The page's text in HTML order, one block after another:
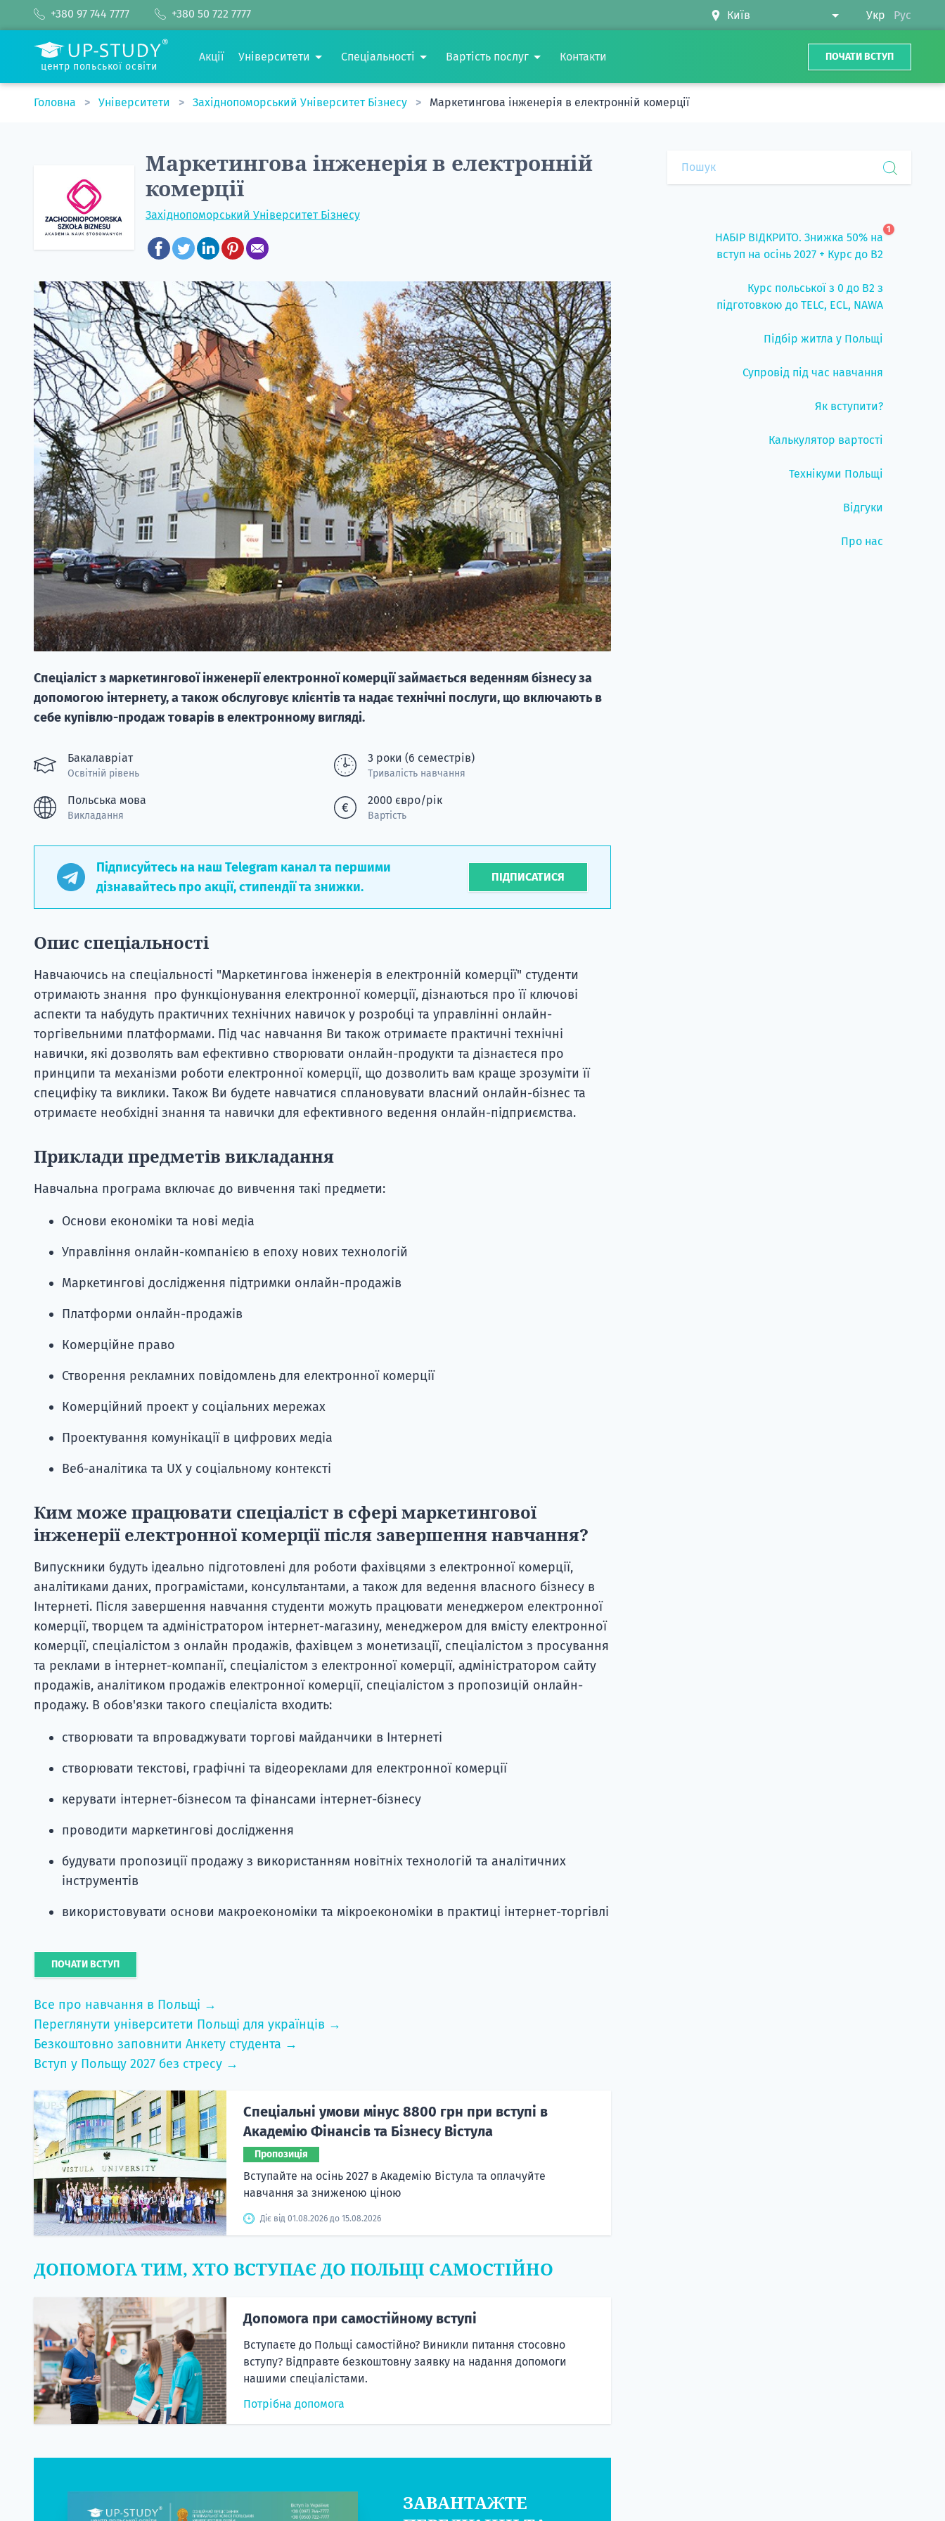
+380 97 744 7777 +380 50 722 7777 Укр Рус
центр польської освіти
Акції Університети Спеціальності Вартість послуг Контакти ПОЧАТИ ВСТУП
Головна Університети Західнопоморський Університет Бізнесу Маркетингова інженерія в електронній комерції
Маркетингова інженерія в електронній
комерції
Західнопоморський Університет Бізнесу
Спеціаліст з маркетингової інженерії електронної комерції займається веденням бізнесу за
допомогою інтернету, а також обслуговує клієнтів та надає технічні послуги, що включають в
себе купівлю-продаж товарів в електронному вигляді.
Бакалавріат
Освітній рівень
3 роки (6 семестрів)
Тривалість навчання
Польська мова
Викладання
2000 євро/рік
Вартість
Підписуйтесь на наш Telegram канал та першими
дізнавайтесь про акції, стипендії та знижки.
ПІДПИСАТИСЯ
Опис спеціальності
Навчаючись на спеціальності "Маркетингова інженерія в електронній комерції" студенти
отримають знання про функціонування електронної комерції, дізнаються про її ключові
аспекти та набудуть практичних технічних навичок у розробці та управлінні онлайн-
торгівельними платформами. Під час навчання Ви також отримаєте практичні технічні
навички, які дозволять вам ефективно створювати онлайн-продукти та дізнаєтеся про
принципи та механізми роботи електронної комерції, що дозволить вам краще зрозуміти її
специфіку та виклики. Також Ви будете навчатися сплановувати власний онлайн-бізнес та
отримаєте необхідні знання та навички для ефективного ведення онлайн-підприємства.
Приклади предметів викладання
Навчальна програма включає до вивчення такі предмети:
Основи економіки та нові медіа
Управління онлайн-компанією в епоху нових технологій
Маркетингові дослідження підтримки онлайн-продажів
Платформи онлайн-продажів
Комерційне право
Створення рекламних повідомлень для електронної комерції
Комерційний проект у соціальних мережах
Проектування комунікації в цифрових медіа
Веб-аналітика та UX у соціальному контексті
Ким може працювати спеціаліст в сфері маркетингової
інженерії електронної комерції після завершення навчання?
Випускники будуть ідеально підготовлені для роботи фахівцями з електронної комерції,
аналітиками даних, програмістами, консультантами, а також для ведення власного бізнесу в
Інтернеті. Після завершення навчання студенти можуть працювати менеджером електронної
комерції, творцем та адміністратором інтернет-магазину, менеджером для вмісту електронної
комерції, спеціалістом з онлайн продажів, фахівцем з монетизації, спеціалістом з просування
та реклами в інтернет-компанії, спеціалістом з електронної комерції, адміністратором сайту
продажів, аналітиком продажів електронної комерції, спеціалістом з пропозицій онлайн-
продажу. В обов'язки такого спеціаліста входить:
створювати та впроваджувати торгові майданчики в Інтернеті
створювати текстові, графічні та відеореклами для електронної комерції
керувати інтернет-бізнесом та фінансами інтернет-бізнесу
проводити маркетингові дослідження
будувати пропозиції продажу з використанням новітніх технологій та аналітичних
інструментів
використовувати основи макроекономіки та мікроекономіки в практиці інтернет-торгівлі
ПОЧАТИ ВСТУП
Все про навчання в Польщі →
Переглянути університети Польщі для українців →
Безкоштовно заповнити Анкету студента →
Вступ у Польщу 2027 без стресу →
Спеціальні умови мінус 8800 грн при вступі в
Академію Фінансів та Бізнесу Вістула
Пропозиція
Вступайте на осінь 2027 в Академію Вістула та оплачуйте
навчання за зниженою ціною
Діє від 01.08.2026 до 15.08.2026
ДОПОМОГА ТИМ, ХТО ВСТУПАЄ ДО ПОЛЬЩІ САМОСТІЙНО
Допомога при самостійному вступі
Вступаєте до Польщі самостійно? Виникли питання стосовно
вступу? Відправте безкоштовну заявку на надання допомоги
нашими спеціалістами.
Потрібна допомога
ЗАВАНТАЖТЕ
НАБІР ВІДКРИТО. Знижка 50% на
вступ на осінь 2027 + Курс до B2
1
Курс польської з 0 до B2 з
підготовкою до TELC, ECL, NAWA
Підбір житла у Польщі
Супровід під час навчання
Як вступити?
Калькулятор вартості
Технікуми Польщі
Відгуки
Про нас